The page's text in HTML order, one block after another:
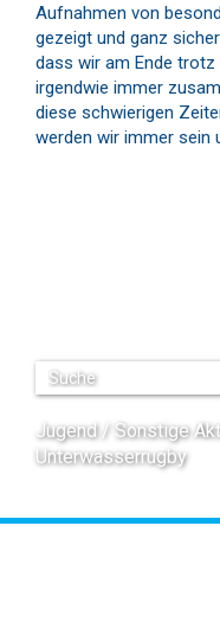
Aufnahmen von
gezeigt und ganz
dass wir am Ende
irgendwie immer
diese schwierigen
werden wir immer sein
Jugend Sonstige
Unterwasserrugby